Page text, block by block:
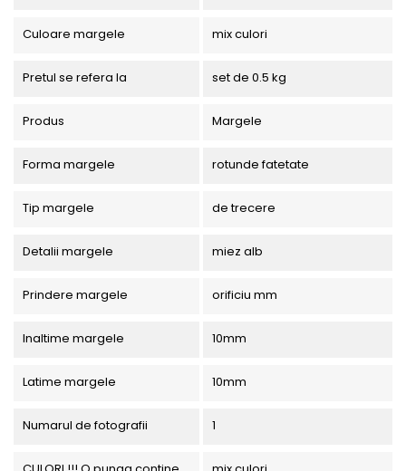
Culoare margele mix culori
Pretul se refera la set de 0.5 kg
Produs Margele
Forma margele rotunde fatetate
Tip margele de trecere
Detalii margele miez alb
Prindere margele orificiu mm
Inaltime margele 10mm
Latime margele 10mm
Numarul de fotografii 1